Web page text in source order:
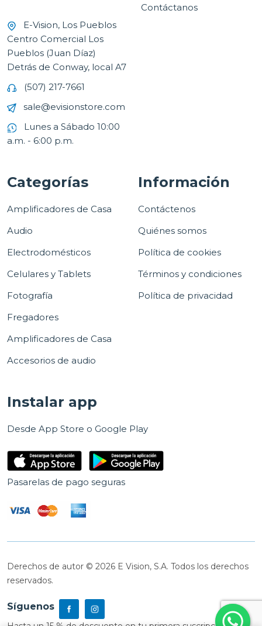
E-Vision, Los Pueblos
Centro Comercial Los
Pueblos (Juan Díaz)
Detrás de Conway, local A7
(507) 217-7661
sale@evisionstore.com
Lunes a Sábado 10:00
a.m. - 6:00 p.m.
Contáctanos
Categorías
Amplificadores de Casa
Audio
Electrodomésticos
Celulares y Tablets
Fotografía
Fregadores
Amplificadores de Casa
Accesorios de audio
Información
Contáctenos
Quiénes somos
Política de cookies
Términos y condiciones
Política de privacidad
Instalar app
Desde App Store o Google Play
Pasarelas de pago seguras
Derechos de autor © 2026 E Vision, S.A. Todos los derechos
reservados.
Síguenos